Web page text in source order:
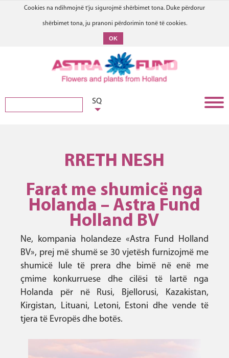
Cookies na ndihmojnë t'ju sigurojmë shërbimet tona. Duke përdorur
shërbimet tona, ju pranoni përdorimin tonë të cookies.
OK
SQ
RRETH NESH
Farat me shumicë nga
Holanda – Astra Fund
Holland BV
Ne, kompania holandeze «Astra Fund Holland
BV», prej më shumë se 30 vjetësh furnizojmë me
shumicë lule të prera dhe bimë në enë me
çmime konkurruese dhe cilësi të lartë nga
Holanda për në Rusi, Bjellorusi, Kazakistan,
Kirgistan, Lituani, Letoni, Estoni dhe vende të
tjera të Evropës dhe botës.